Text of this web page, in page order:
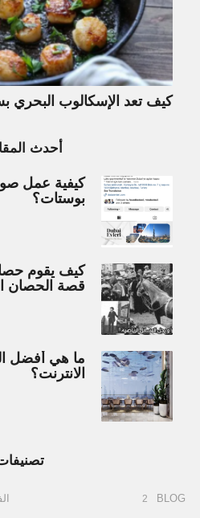
كيف تعد الإسكالوب البحري
أحدث
بوستات؟
كيف يقوم
قصة الحصان
ما هي أفضل
الانترنت؟
BLOG
2